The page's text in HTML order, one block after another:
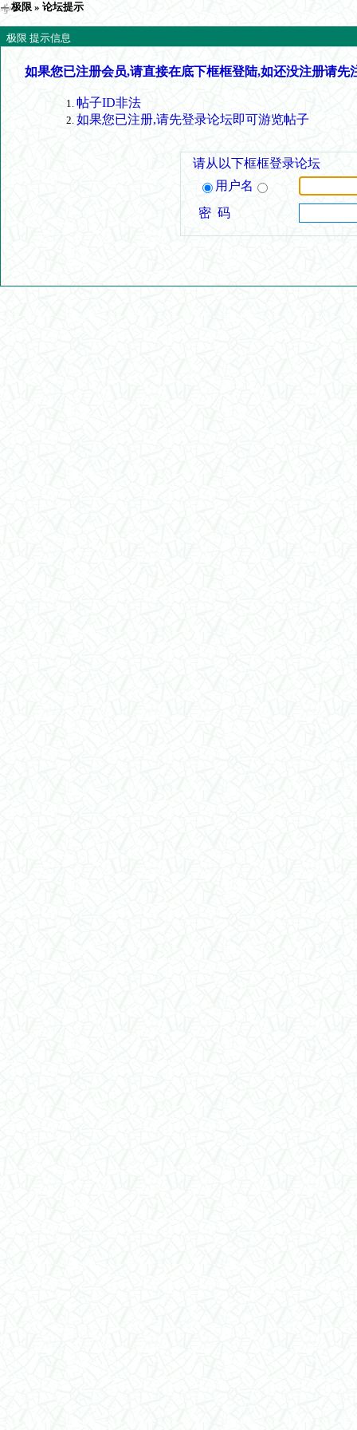
极限 » 论坛提示
极限 提示信息
如果您已注册会员,请直接在底下框框登陆,如还没注册请先
帖子ID非法
如果您已注册,请先登录论坛即可游览帖子
请从以下框框登录论坛
用户名
密 码